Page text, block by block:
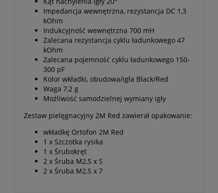
Impedancja wewnętrzna, rezystancja DC 1,3
kOhm
Indukcyjność wewnętrzna 700 mH
Zalecana rezystancja cyklu ładunkowego 47
kOhm
Zalecana pojemność cyklu ładunkowego 150-
300 pF
Kolor wkładki, obudowa/igła Black/Red
Waga 7,2 g
Możliwość samodzielnej wymiany igły
Zestaw pielęgnacyjny 2M Red zawierał opakowanie:
wkładkę Ortofon 2M Red
1 x Szczotka rysika
1 x Śrubokręt
2 x Śruba M2,5 x 5
2 x Śruba M2,5 x 7